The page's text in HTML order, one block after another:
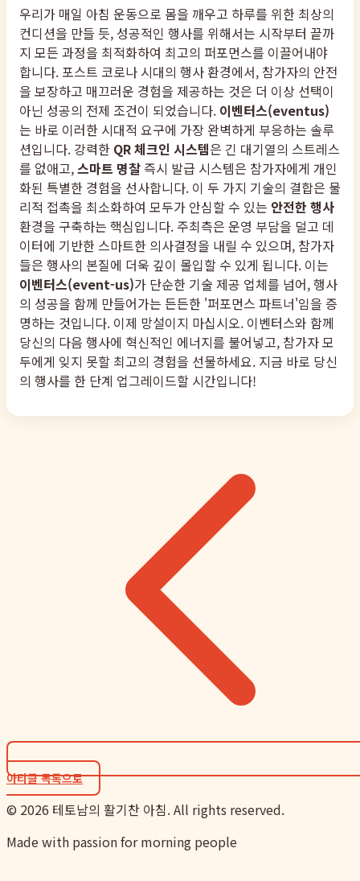
우리가 매일 아침 운동으로 몸을 깨우고 하루를 위한 최상의
컨디션을 만들 듯, 성공적인 행사를 위해서는 시작부터 끝까
지 모든 과정을 최적화하여 최고의 퍼포먼스를 이끌어내야
합니다. 포스트 코로나 시대의 행사 환경에서, 참가자의 안전
을 보장하고 매끄러운 경험을 제공하는 것은 더 이상 선택이
아닌 성공의 전제 조건이 되었습니다. 이벤터스(eventus)
는 바로 이러한 시대적 요구에 가장 완벽하게 부응하는 솔루
션입니다. 강력한 QR 체크인 시스템은 긴 대기열의 스트레스
를 없애고,스마트 명찰 즉시 발급 시스템은 참가자에게 개인
화된 특별한 경험을 선사합니다. 이 두 가지 기술의 결합은 물
리적 접촉을 최소화하여 모두가 안심할 수 있는 안전한 행사
환경을 구축하는 핵심입니다. 주최측은 운영 부담을 덜고 데
이터에 기반한 스마트한 의사결정을 내릴 수 있으며, 참가자
들은 행사의 본질에 더욱 깊이 몰입할 수 있게 됩니다. 이는
이벤터스(event-us)가 단순한 기술 제공 업체를 넘어, 행사
의 성공을 함께 만들어가는 든든한 '퍼포먼스 파트너'임을 증
명하는 것입니다. 이제 망설이지 마십시오. 이벤터스와 함께
당신의 다음 행사에 혁신적인 에너지를 불어넣고, 참가자 모
두에게 잊지 못할 최고의 경험을 선물하세요. 지금 바로 당신
의 행사를 한 단계 업그레이드할 시간입니다!
아티클 목록으로
© 2026 테토남의 활기찬 아침. All rights reserved.
Made with passion for morning people